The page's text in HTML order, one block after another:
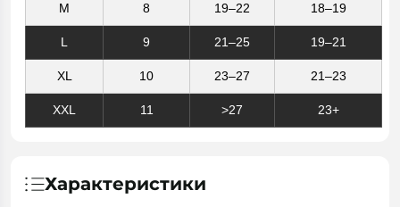
M 8 19–22 18–19
L 9 21–25 19–21
XL 10 23–27 21–23
XXL 11 >27 23+
Характеристики